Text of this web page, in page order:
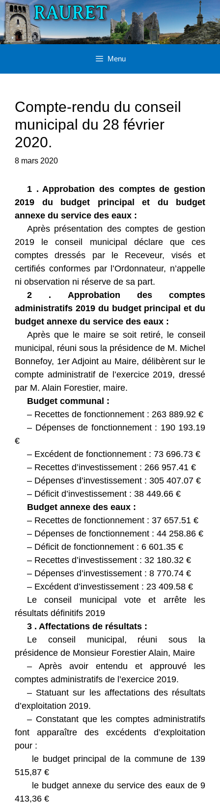
Aller
au
contenu
Menu
Compte-rendu du conseil
municipal du 28 février
2020.
8 mars 2020
1 . Approbation des comptes de gestion
2019 du budget principal et du budget
annexe du service des eaux :
Après présentation des comptes de gestion
2019 le conseil municipal déclare que ces
comptes dressés par le Receveur, visés et
certifiés conformes par l’Ordonnateur, n’appelle
ni observation ni réserve de sa part.
2 . Approbation des comptes
administratifs 2019 du budget principal et du
budget annexe du service des eaux :
Après que le maire se soit retiré, le conseil
municipal, réuni sous la présidence de M. Michel
Bonnefoy, 1er Adjoint au Maire, délibèrent sur le
compte administratif de l’exercice 2019, dressé
par M. Alain Forestier, maire.
Budget communal :
– Recettes de fonctionnement : 263 889.92 €
– Dépenses de fonctionnement : 190 193.19
€
– Excédent de fonctionnement : 73 696.73 €
– Recettes d’investissement : 266 957.41 €
– Dépenses d’investissement : 305 407.07 €
– Déficit d’investissement : 38 449.66 €
Budget annexe des eaux :
– Recettes de fonctionnement : 37 657.51 €
– Dépenses de fonctionnement : 44 258.86 €
– Déficit de fonctionnement : 6 601.35 €
– Recettes d’investissement : 32 180.32 €
– Dépenses d’investissement : 8 770.74 €
– Excédent d’investissement : 23 409.58 €
Le conseil municipal vote et arrête les
résultats définitifs 2019
3 . Affectations de résultats :
Le conseil municipal, réuni sous la
présidence de Monsieur Forestier Alain, Maire
– Après avoir entendu et approuvé les
comptes administratifs de l’exercice 2019.
– Statuant sur les affectations des résultats
d’exploitation 2019.
– Constatant que les comptes administratifs
font apparaître des excédents d’exploitation
pour :
le budget principal de la commune de 139
515,87 €
le budget annexe du service des eaux de 9
413,36 €